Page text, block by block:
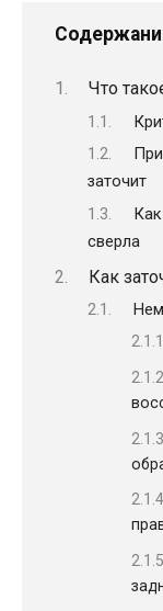
Что
заточит
сверла
Как